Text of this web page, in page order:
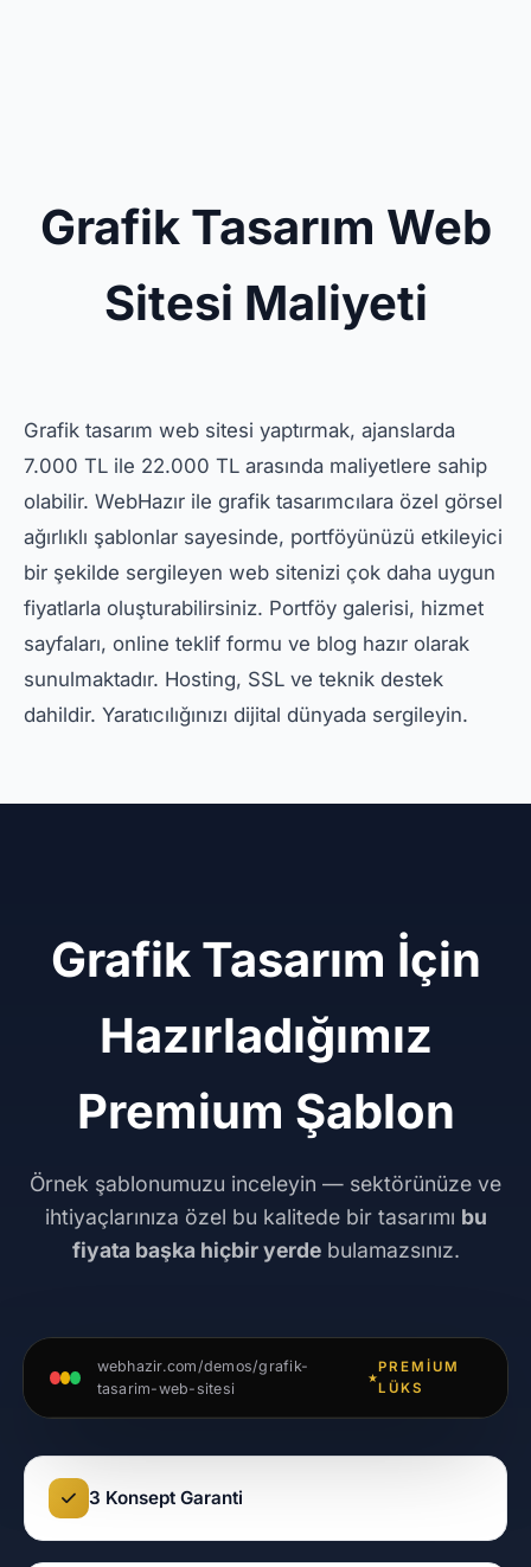
Grafik Tasarım Web
Sitesi Maliyeti
Grafik tasarım web sitesi yaptırmak, ajanslarda
7.000 TL ile 22.000 TL arasında maliyetlere sahip
olabilir. WebHazır ile grafik tasarımcılara özel görsel
ağırlıklı şablonlar sayesinde, portföyünüzü etkileyici
bir şekilde sergileyen web sitenizi çok daha uygun
fiyatlarla oluşturabilirsiniz. Portföy galerisi, hizmet
sayfaları, online teklif formu ve blog hazır olarak
sunulmaktadır. Hosting, SSL ve teknik destek
dahildir. Yaratıcılığınızı dijital dünyada sergileyin.
Grafik Tasarım İçin
Hazırladığımız
Premium Şablon
Örnek şablonumuzu inceleyin — sektörünüze ve
ihtiyaçlarınıza özel bu kalitede bir tasarımı bu
fiyata başka hiçbir yerdebulamazsınız.
webhazir.com/demos/grafik-
tasarim-web-sitesi
PREMIUM
LÜKS
3 Konsept Garanti